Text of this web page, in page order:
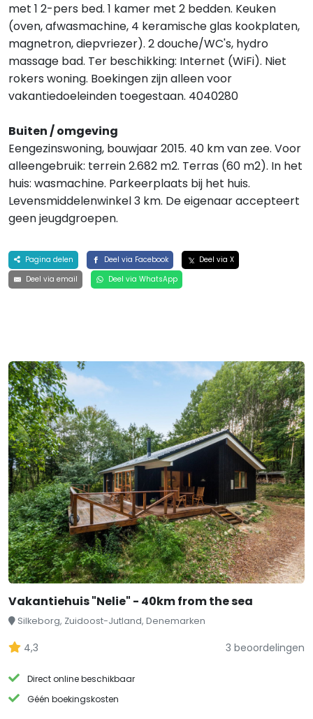
met 1 2-pers bed. 1 kamer met 2 bedden. Keuken
(oven, afwasmachine, 4 keramische glas kookplaten,
magnetron, diepvriezer). 2 douche/WC's, hydro
massage bad. Ter beschikking: Internet (WiFi). Niet
rokers woning. Boekingen zijn alleen voor
vakantiedoeleinden toegestaan. 4040280
Buiten / omgeving
Eengezinswoning, bouwjaar 2015. 40 km van zee. Voor
alleengebruik: terrein 2.682 m2. Terras (60 m2). In het
huis: wasmachine. Parkeerplaats bij het huis.
Levensmiddelenwinkel 3 km. De eigenaar accepteert
geen jeugdgroepen.
Pagina delen Deel via Facebook
Deel via X
Deel via email
Deel via WhatsApp
Vakantiehuis "Nelie" - 40km from the sea
Silkeborg, Zuidoost-Jutland, Denemarken
4,3 3 beoordelingen
Direct online beschikbaar
Géén boekingskosten